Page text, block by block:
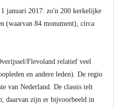
januari 2017: zo'n 200 kerkelijke
(waarvan 84 monument), circa
Flevoland relatief veel
en andere leden). De regio
van Nederland. De classis telt
daarvan zijn er bijvoorbeeld in